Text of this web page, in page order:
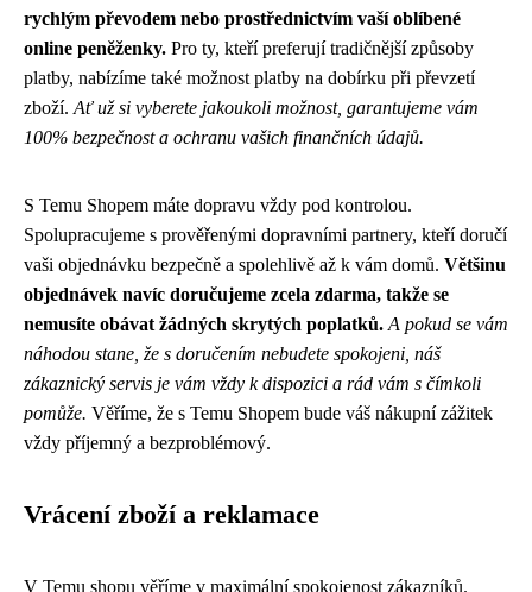
rychlým převodem nebo prostřednictvím vaší oblíbené
online peněženky. Pro ty, kteří preferují tradičnější způsoby
platby, nabízíme také možnost platby na dobírku při převzetí
zboží. Ať už si vyberete jakoukoli možnost, garantujeme vám
100% bezpečnost a ochranu vašich finančních údajů.
S Temu Shopem máte dopravu vždy pod kontrolou.
Spolupracujeme s prověřenými dopravními partnery, kteří doručí
vaši objednávku bezpečně a spolehlivě až k vám domů. Většinu
objednávek navíc doručujeme zcela zdarma, takže se
nemusíte obávat žádných skrytých poplatků. A pokud se vám
náhodou stane, že s doručením nebudete spokojeni, náš
zákaznický servis je vám vždy k dispozici a rád vám s čímkoli
pomůže. Věříme, že s Temu Shopem bude váš nákupní zážitek
vždy příjemný a bezproblémový.
Vrácení zboží a reklamace
V Temu shopu věříme v maximální spokojenost zákazníků.